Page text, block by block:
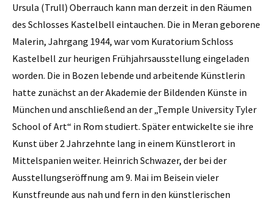
Ursula (Trull) Oberrauch kann man derzeit in den Räumen
des Schlosses Kastelbell eintauchen. Die in Meran geborene
Malerin, Jahrgang 1944, war vom Kuratorium Schloss
Kastelbell zur heurigen Frühjahrsausstellung eingeladen
worden. Die in Bozen lebende und arbeitende Künstlerin
hatte zunächst an der Akademie der Bildenden Künste in
München und anschließend an der „Temple University Tyler
School of Art“ in Rom studiert. Später entwickelte sie ihre
Kunst über 2 Jahrzehnte lang in einem Künstlerort in
Mittelspanien weiter. Heinrich Schwazer, der bei der
Ausstellungseröffnung am 9. Mai im Beisein vieler
Kunstfreunde aus nah und fern in den künstlerischen